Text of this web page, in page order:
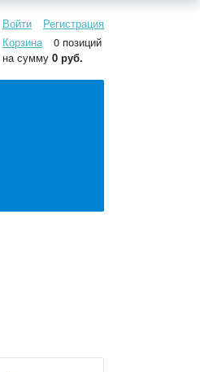
Войти
Регистрация
Корзина
0 позиций
на сумму 0 руб.